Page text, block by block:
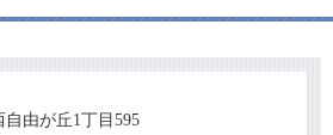
由が丘1丁目595